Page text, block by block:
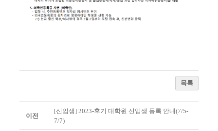
목록
이전
[신입생] 2023-후기 대학원 신입생 등록 안내(7/5-
7/7)